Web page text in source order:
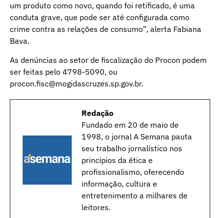
um produto como novo, quando foi retificado, é uma
conduta grave, que pode ser até configurada como
crime contra as relações de consumo”, alerta Fabiana
Bava.
As denúncias ao setor de fiscalização do Procon podem
ser feitas pelo 4798-5090, ou
procon.fisc@mogidascruzes.sp.gov.br.
Redação
Fundado em 20 de maio de
1998, o jornal A Semana pauta
seu trabalho jornalístico nos
princípios da ética e
profissionalismo, oferecendo
informação, cultura e
entretenimento a milhares de
leitores.